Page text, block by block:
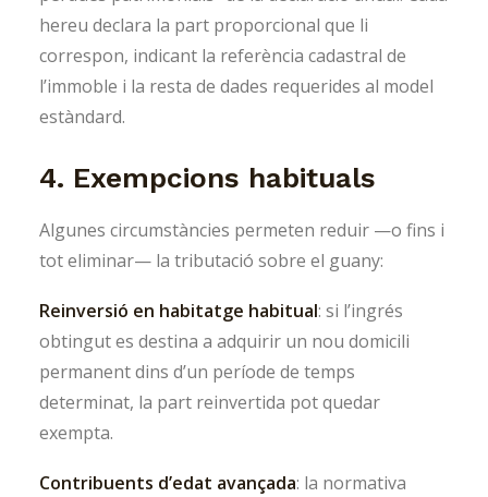
hereu declara la part proporcional que li
correspon, indicant la referència cadastral de
l’immoble i la resta de dades requerides al model
estàndard.
4. Exempcions habituals
Algunes circumstàncies permeten reduir —o fins i
tot eliminar— la tributació sobre el guany:
Reinversió en habitatge habitual: si l’ingrés
obtingut es destina a adquirir un nou domicili
permanent dins d’un període de temps
determinat, la part reinvertida pot quedar
exempta.
Contribuents d’edat avançada: la normativa